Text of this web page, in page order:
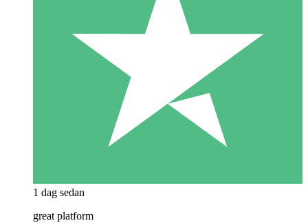
1 dag sedan
great platform